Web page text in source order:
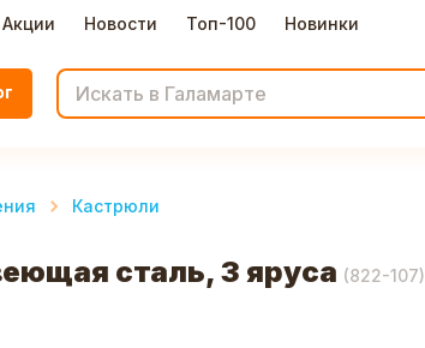
Акции Новости Топ-100 Новинки
Кастрюли
сталь, 3 яруса (822-107)